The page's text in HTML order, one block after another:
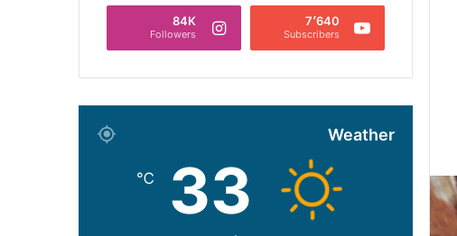
7٬640
Subscribers
84K
Followers
Weather
33
℃